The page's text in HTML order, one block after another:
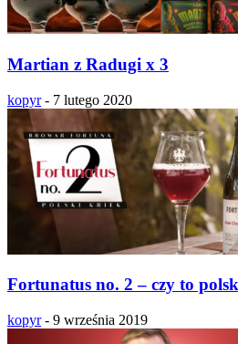
Martian z Radugi x 3
kopyr - 7 lutego 2020
Fortunatus no. 2 – czy to
kopyr - 9 września 2019